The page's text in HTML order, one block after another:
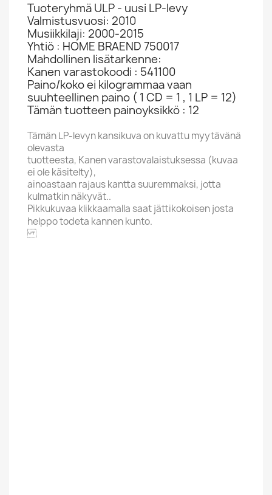
Tuoteryhmä ULP - uusi LP-levy
Valmistusvuosi: 2010
Musiikkilaji: 2000-2015
Yhtiö : HOME BRAEND 750017
Mahdollinen lisätarkenne:
Kanen varastokoodi : 541100
Paino/koko ei kilogrammaa vaan
suuhteellinen paino ( 1 CD = 1 , 1 LP = 12)
Tämän tuotteen painoyksikkö : 12
Tämän LP-levyn kansikuva on kuvattu myytävänä
olevasta
tuotteesta, Kanen varastovalaistuksessa (kuvaa
ei ole käsitelty),
ainoastaan rajaus kantta suuremmaksi, jotta
kulmatkin näkyvät..
Pikkukuvaa klikkaamalla saat jättikokoisen josta
helppo todeta kannen kunto.